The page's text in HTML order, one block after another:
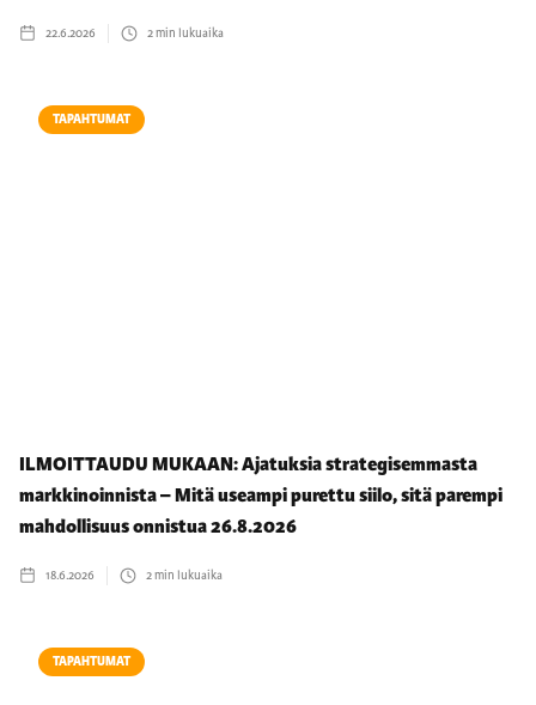
22.6.2026 2min lukuaika
TAPAHTUMAT
ILMOITTAUDU MUKAAN: Ajatuksia strategisemmasta
markkinoinnista – Mitä useampi purettu siilo, sitä parempi
mahdollisuus onnistua 26.8.2026
18.6.2026 2min lukuaika
TAPAHTUMAT